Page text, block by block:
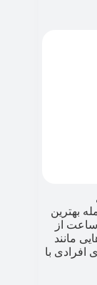
بهترین
مام زیر بغل بدون آلومینیوم بازار است که تا ۲۴ ساعت از
مانند
با